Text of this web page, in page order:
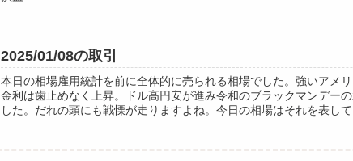
2025/01/08の取引
本日の相場雇用統計を前に全体的に売られる相場でした。強いアメ
金利は歯止めなく上昇。ドル高円安が進み令和のブラックマンデー
した。だれの頭にも戦慄が走りますよね。今日の相場はそれを表し